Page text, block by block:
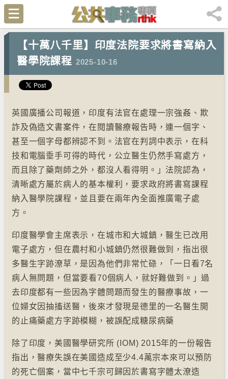
【十萬八千里】印度法院要求將書寫納入
醫學院課程 2025-10-16
英國廣播公司報道，印度有法官在處理一宗強姦、欺
詐及偽造文書案件，在閱讀醫療報告時，連一個字、
甚至一個字母都辨認不到。法官在判詞中表示，在科
技和電腦垂手可得的時代，公立醫生仍然手寫處方，
而且除了藥劑師之外，都沒人看得明。」法院認為，
清晰處方屬於病人的基本權利，要求政府將書寫課程
納入醫學院課程，並且要在兩年內全面推廣電子處
方。
印度醫學會主席表示，在城市和大城鎮，醫生已改用
電子處方，但在農村和小城鎮仍然很難做到，指出很
多醫生字跡潦草，是因為他們非常忙碌，「一日看7名
病人無問題，但當要看70個病人，就好難做到。」過
去印度都有一些因為字體問題而發生的醫療事故，一
位婦女因抽搐送醫，後來才發現是德里的一名醫生開
的止痛藥處方字跡模糊，被誤配成糖尿病藥
除了印度，美國醫學研究所 (IOM) 2015年的一份報告
指出，醫療失誤在美國造成至少4.4萬宗本來可以預防
的死亡個案，當中七千宗可歸因於書寫字體太潦造